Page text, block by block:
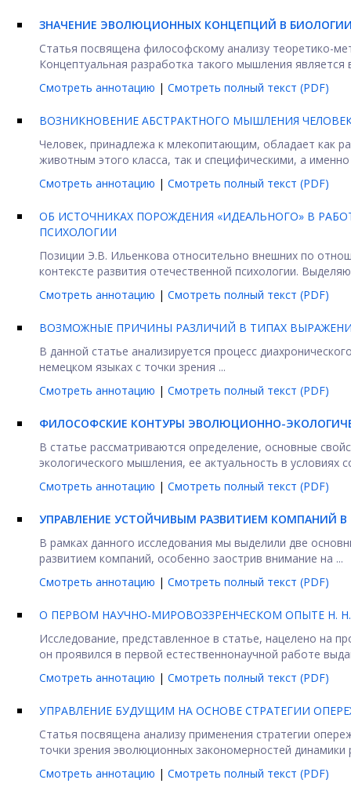
ЗНАЧЕНИЕ ЭВОЛЮЦИОННЫХ КОНЦЕПЦИЙ В
Статья посвящена философскому анализу теоретико-
Концептуальная разработка такого мышления
Смотреть аннотацию | Смотреть полный текст (PDF)
ВОЗНИКНОВЕНИЕ АБСТРАКТНОГО МЫШЛЕНИЯ
Человек, принадлежа к млекопитающим, обладает как
животным этого класса, так и специфическими, а именно
Смотреть аннотацию | Смотреть полный текст (PDF)
ОБ ИСТОЧНИКАХ ПОРОЖДЕНИЯ «ИДЕАЛЬНОГО» В
ПСИХОЛОГИИ
Позиции Э.В. Ильенкова относительно внешних по
контексте развития отечественной психологии.
Смотреть аннотацию | Смотреть полный текст (PDF)
ВОЗМОЖНЫЕ ПРИЧИНЫ РАЗЛИЧИЙ В ТИПАХ
В данной статье анализируется процесс
немецком языках с точки зрения ...
Смотреть аннотацию | Смотреть полный текст (PDF)
ФИЛОСОФСКИЕ КОНТУРЫ ЭВОЛЮЦИОННО-
В статье рассматриваются определение, основные
экологического мышления, ее актуальность в условиях
Смотреть аннотацию | Смотреть полный текст (PDF)
УПРАВЛЕНИЕ УСТОЙЧИВЫМ РАЗВИТИЕМ КОМПАНИЙ
В рамках данного исследования мы выделили две
развитием компаний, особенно заострив внимание на ...
Смотреть аннотацию | Смотреть полный текст (PDF)
О ПЕРВОМ НАУЧНО-МИРОВОЗЗРЕНЧЕСКОМ ОПЫТЕ Н.
Исследование, представленное в статье, нацелено на
он проявился в первой естественнонаучной работе
Смотреть аннотацию | Смотреть полный текст (PDF)
УПРАВЛЕНИЕ БУДУЩИМ НА ОСНОВЕ СТРАТЕГИИ
Статья посвящена анализу применения стратегии
точки зрения эволюционных закономерностей динамики
Смотреть аннотацию | Смотреть полный текст (PDF)